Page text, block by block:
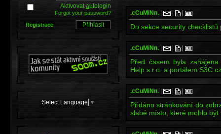
.cCuMiNn.
Do sekce security
.cCuMiNn.
Před časem byla
Help s.r.o. a portálem
.cCuMiNn.
Přidáno stránkování do
slabé místo, které mohlo být
Aktivovatautologin
Forgot your password?
Registrace
Select Language ▼